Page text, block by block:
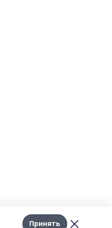
Лента
новостей
Принять